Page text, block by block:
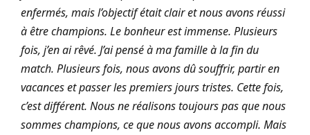
enfermés, mais l’objectif était clair et nous avons réussi
à être champions. Le bonheur est immense. Plusieurs
fois, j’en ai rêvé. J’ai pensé à ma famille à la fin du
match. Plusieurs fois, nous avons dû souffrir, partir en
vacances et passer les premiers jours tristes. Cette fois,
c’est différent. Nous ne réalisons toujours pas que nous
sommes champions, ce que nous avons accompli. Mais